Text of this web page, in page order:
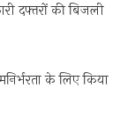
दफ्तरों की बिजली
के लिए किया